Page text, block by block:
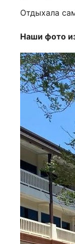
Отдыхала
Наши фото